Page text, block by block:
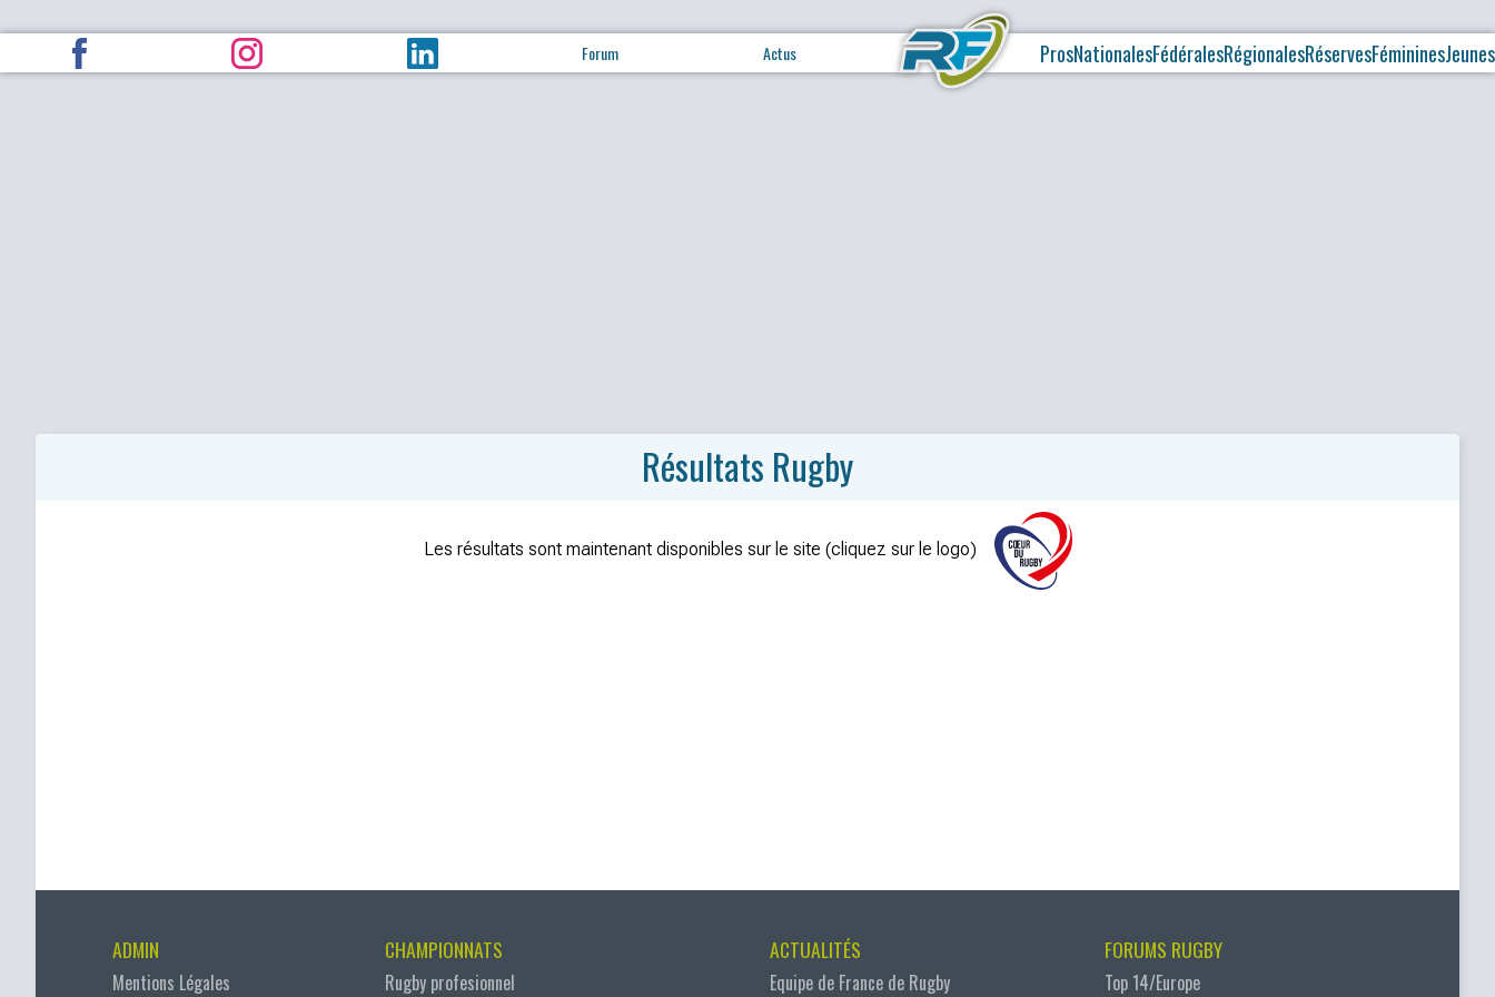
Forum Actus ProsNationalesFédéralesRégionalesRéservesFémininesJeunes
Résultats Rugby
Les résultats sont maintenant disponibles sur le site (cliquez sur le logo)
ADMIN
Mentions Légales
CHAMPIONNATS
Rugby profesionnel
ACTUALITÉS
Equipe de France de Rugby
FORUMS RUGBY
Top 14/Europe